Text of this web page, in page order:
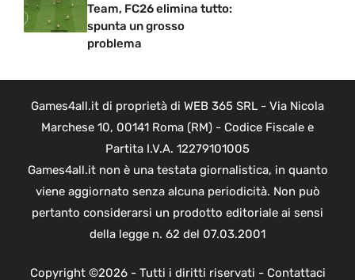
Team, FC26 elimina tutto:
spunta un grosso
problema
Games4all.it di proprietà di WEB 365 SRL - Via Nicola
Marchese 10, 00141 Roma (RM) - Codice Fiscale e
Partita I.V.A. 12279101005
Games4all.it non è una testata giornalistica, in quanto
viene aggiornato senza alcuna periodicità. Non può
pertanto considerarsi un prodotto editoriale ai sensi
della legge n. 62 del 07.03.2001
Copyright ©2026 - Tutti i diritti riservati - Contattaci